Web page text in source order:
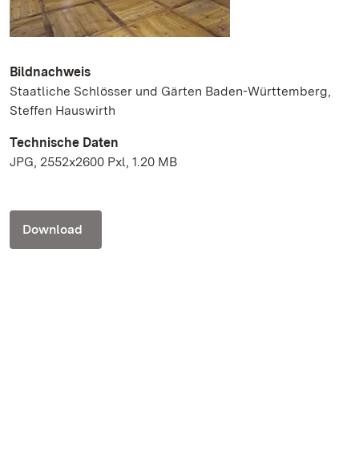
Bildnachweis
Staatliche Schlösser und Gärten Baden-Württemberg,
Steffen Hauswirth
Technische Daten
JPG, 2552x2600 Pxl, 1.20 MB
Download